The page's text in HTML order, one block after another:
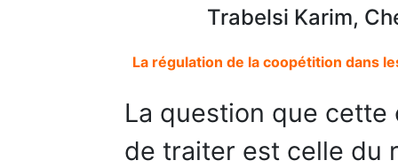
Trabelsi Karim,
La régulation de la coopétition dans
La question que
de traiter est celle du